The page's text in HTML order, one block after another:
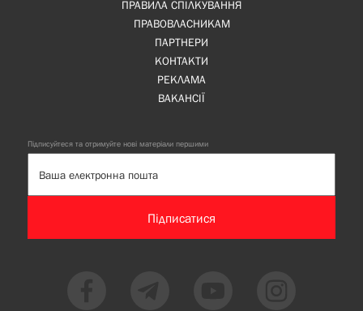
ПРАВИЛА СПІЛКУВАННЯ
ПРАВОВЛАСНИКАМ
ПАРТНЕРИ
КОНТАКТИ
РЕКЛАМА
ВАКАНСІЇ
Підписуйтеся та отримуйте нові матеріали першими
Підписатися